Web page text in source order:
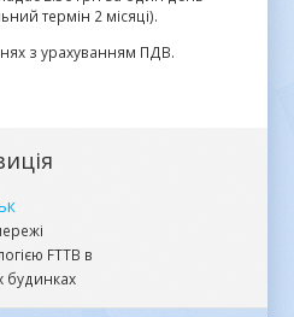
термін 2 місяці).
з урахуванням ПДВ.
FTTB в
будинках